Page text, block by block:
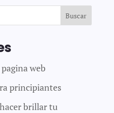
Buscar
web
principiantes
brillar tu